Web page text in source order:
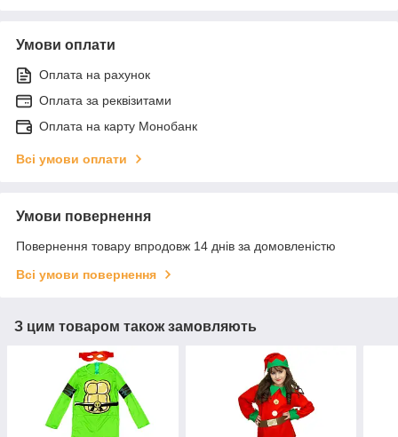
Умови оплати
Оплата на рахунок
Оплата за реквізитами
Оплата на карту Монобанк
Всі умови оплати
Умови повернення
Повернення товару впродовж 14 днів за домовленістю
Всі умови повернення
З цим товаром також замовляють